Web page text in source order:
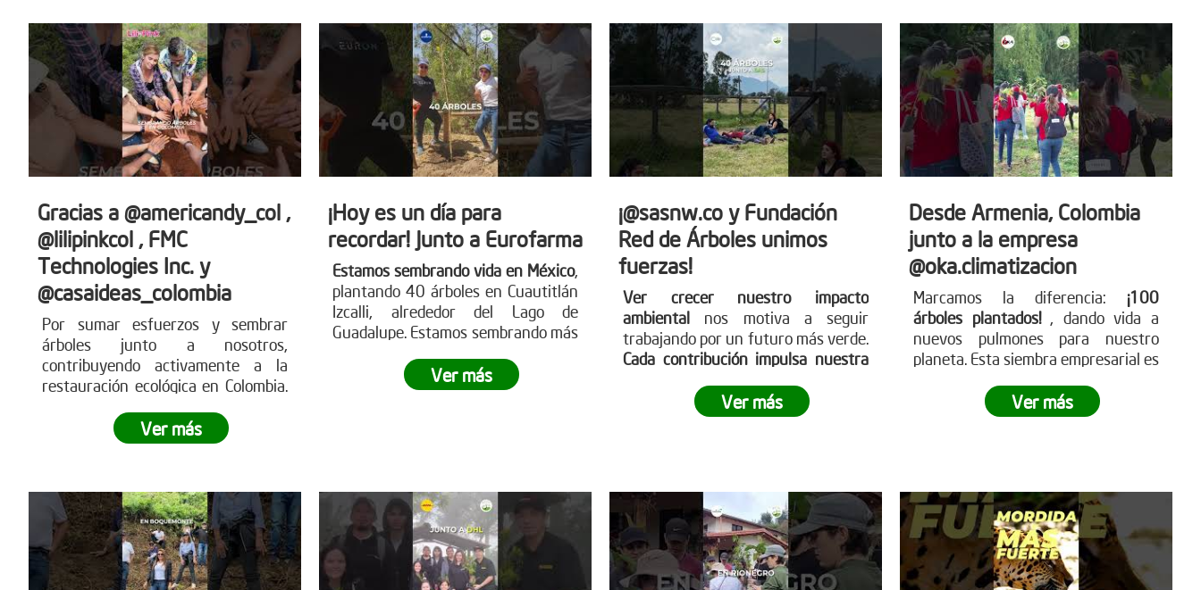
Gracias a @americandy_col ,
@lilipinkcol , FMC
Technologies Inc. y
@casaideas_colombia
Por sumar esfuerzos y sembrar
árboles junto a nosotros,
contribuyendo activamente a la
restauración ecológica en Colombia.
ambiental real, fortalecen los
ecosistemas y demuestran cómo el
transformar el territorio.¿Tu
empresa también quiere ser parte
del cambio?Conoce más en
www.reddearboles.org
Ver más
¡Hoy es un día para
recordar! Junto a Eurofarma
Estamos sembrando vida en México,
plantando 40 árboles en Cuautitlán
Izcalli, alrededor del Lago de
Guadalupe. Estamos sembrando más
comunidad y esperanza para
nuestro planeta.¿Te gustaría ser
Ver más
¡@sasnw.co y Fundación
Red de Árboles unimos
fuerzas!
Ver crecer nuestro impacto
ambiental nos motiva a seguir
trabajando por un futuro más verde.
Cada contribución impulsa nuestra
jornadas de reforestación y deja tu
huella. Aprende sobre cómo puedes
Ver más
Desde Armenia, Colombia
junto a la empresa
@oka.climatizacion
Marcamos la diferencia: ¡100
árboles plantados! , dando vida a
nuevos pulmones para nuestro
planeta. Esta siembra empresarial es
y sostenible.
¿Tu empresa está lista
para ser parte del cambio?
Ver más